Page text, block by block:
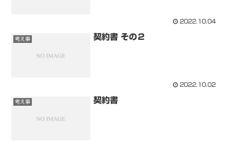
2022.10.04
考え事 契約書 その２
2022.10.02
考え事 契約書